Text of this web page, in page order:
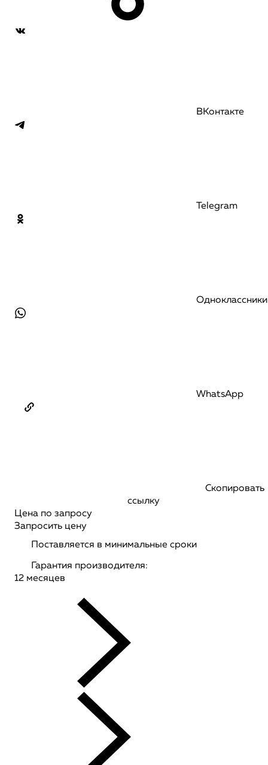
ВКонтакте
Telegram
Одноклассники
WhatsApp
Скопировать
ссылку
Цена по запросу
Запросить цену
Поставляется в минимальные сроки
Гарантия производителя:
12 месяцев